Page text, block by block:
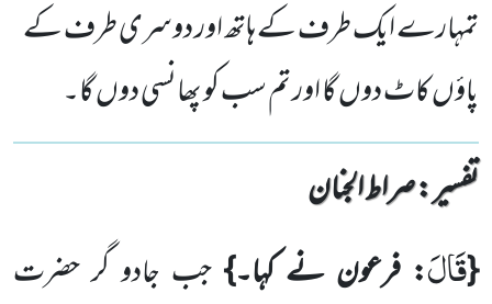
تمہارے ایک طرف کے ہاتھ اور دوسری طرف کے
پاؤں کاٹ دوں گا اور تم سب کو پھانسی دوں گا۔
تفسیر : ‎صراط الجنان
{قَالَ: فرعون نے کہا۔} جب جادو گر حضرت